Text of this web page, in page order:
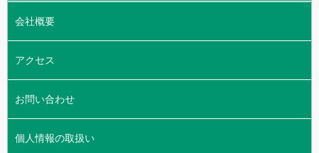
会社概要
アクセス
お問い合わせ
個人情報の取扱い